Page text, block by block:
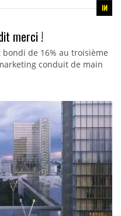
merci !
de 16% au troisième
conduit de main